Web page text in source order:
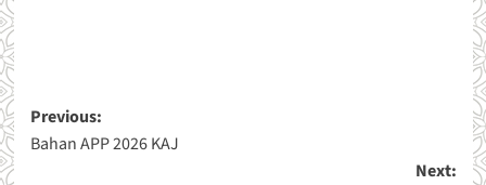
Post
navigation
Previous:
Bahan APP 2026 KAJ
Next: